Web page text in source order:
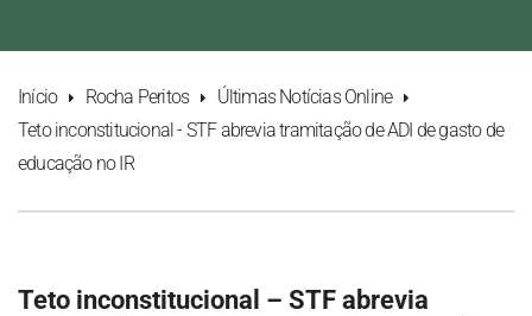
Início Rocha Peritos
Últimas Notícias Online
Teto inconstitucional - STF abrevia tramitação de ADI de gasto de
educação no IR
Teto inconstitucional – STF abrevia